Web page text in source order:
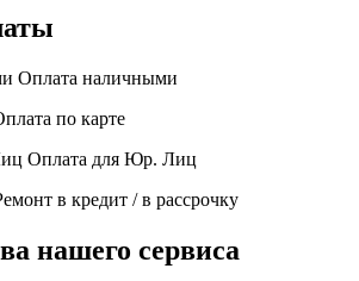
Оплата наличными
по карте
Оплата для Юр. Лиц
в кредит / в рассрочку
нашего сервиса